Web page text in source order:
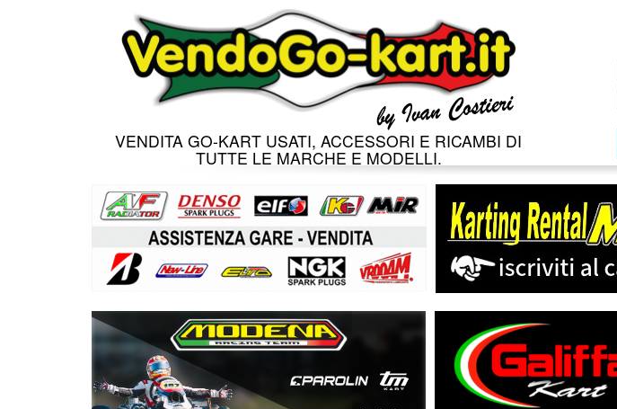
VENDITA GO-KART USATI, ACCESSORI E RICAMBI DI
TUTTE LE MARCHE E MODELLI.